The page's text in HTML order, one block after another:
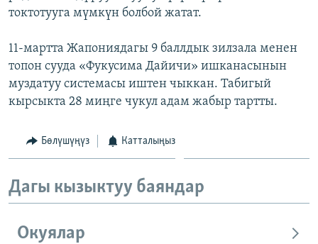
токтотууга мүмкүн болбой жатат.
11-мартта Жапониядагы 9 баллдык зилзала менен
топон сууда «Фукусима Дайичи» ишканасынын
муздатуу системасы иштен чыккан. Табигый
кырсыкта 28 миңге чукул адам жабыр тартты.
Бөлүшүңүз Катталыңыз
Дагы кызыктуу баяндар
Окуялар